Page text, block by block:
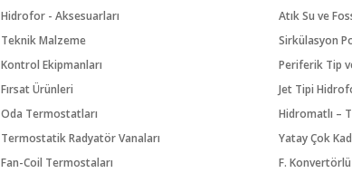
Hidrofor - Aksesuarları
Teknik Malzeme
Kontrol Ekipmanları
Fırsat Ürünleri
Oda Termostatları
Termostatik Radyatör Vanaları
Fan-Coil Termostaları
Atık Su ve
Sirkülasyon
Periferik Tip
Jet Tipi
Hidromatlı –
Yatay Çok
F.